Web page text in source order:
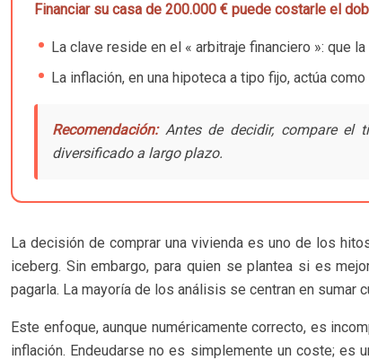
Financiar su casa de 200.000 € puede costarle el
La clave reside en el « arbitraje financiero »: que
La inflación, en una hipoteca a tipo fijo, actúa
Recomendación:Antes de decidir, compare el
diversificado a largo plazo.
La decisión de comprar una vivienda es uno de los
iceberg. Sin embargo, para quien se plantea si es
pagarla. La mayoría de los análisis se centran en sumar
Este enfoque, aunque numéricamente correcto, es
inflación. Endeudarse no es simplemente un coste; es